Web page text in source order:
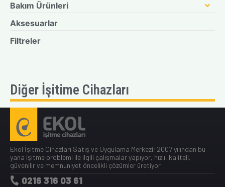
Bakım Ürünleri
Aksesuarlar
Filtreler
Diğer İşitime Cihazları
Ekol İşitme Cihazları Satış ve Uygulama Merkezi; 2007 yılından bu
yana işitme problemi ile ilgili çalışmalar yapıyor, hızlı, kaliteli,
güvenilir ve memnuniyet öncelikli çözümler üretiyor
0216 316 03 61